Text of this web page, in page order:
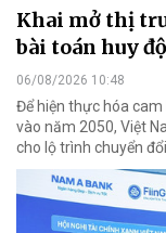
Khai mở thị
bài toán huy
06/08/2026 10:48
Để hiện thực hóa
vào năm 2050, Việt
cho lộ trình chuyển